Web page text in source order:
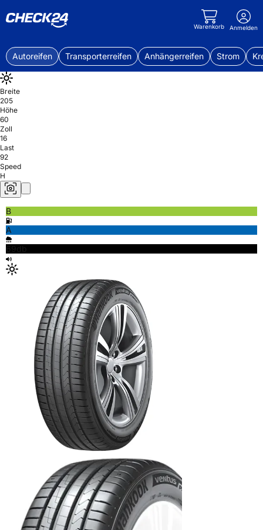
Warenkorb Anmelden
Autoreifen Transporterreifen Anhängerreifen Strom
Breite
205
Höhe
60
Zoll
16
Last
92
Speed
H
B
A
69db